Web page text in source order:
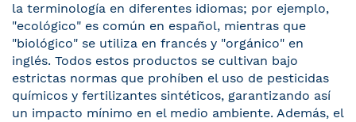
la terminología en diferentes idiomas; por ejemplo,
"ecológico" es común en español, mientras que
"biológico" se utiliza en francés y "orgánico" en
inglés. Todos estos productos se cultivan bajo
estrictas normas que prohíben el uso de pesticidas
químicos y fertilizantes sintéticos, garantizando así
un impacto mínimo en el medio ambiente. Además, el